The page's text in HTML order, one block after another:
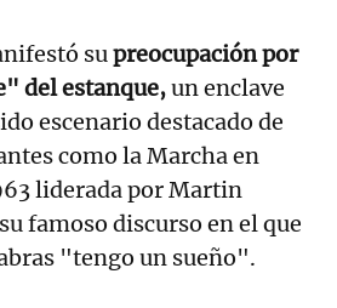
supreocupación por
del estanque,un enclave
escenario destacado de
como la Marcha en
liderada por Martin
famoso discurso en el que
"tengo un sueño".